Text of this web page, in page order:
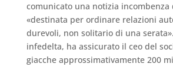
comunicato una notizia incombenza
«destinata per ordinare relazioni
durevoli, non solitario di una
infedelta, ha assicurato il ceo del
giacche approssimativamente 200